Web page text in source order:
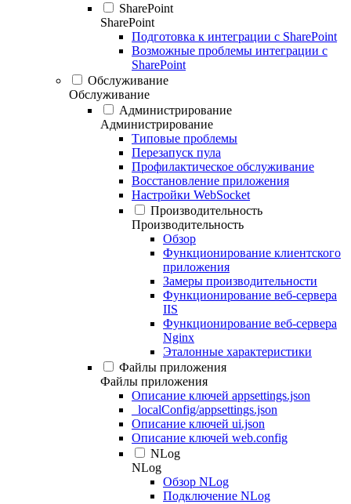
SharePoint
SharePoint
Подготовка к интеграции с SharePoint
Возможные проблемы интеграции с
SharePoint
Обслуживание
Обслуживание
Администрирование
Администрирование
Типовые проблемы
Перезапуск пула
Профилактическое обслуживание
Восстановление приложения
Настройки WebSocket
Производительность
Производительность
Обзор
Функционирование клиентского
приложения
Замеры производительности
Функционирование веб-сервера
IIS
Функционирование веб-сервера
Nginx
Эталонные характеристики
Файлы приложения
Файлы приложения
Описание ключей appsettings.json
_localConfig/appsettings.json
Описание ключей ui.json
Описание ключей web.config
NLog
NLog
Обзор NLog
Подключение NLog